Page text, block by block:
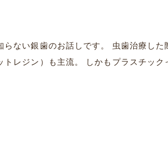
ない銀歯のお話しです。 虫歯治療し
トレジン）も主流。 しかもプラスチッ